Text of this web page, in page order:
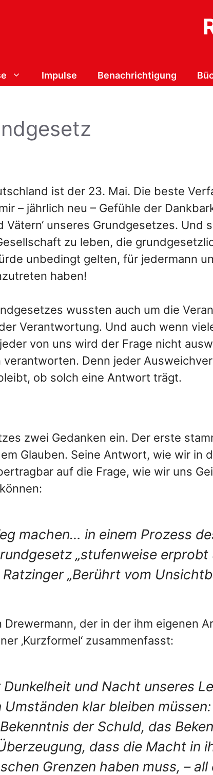
Impulse Benachrichtigung
ist der 23. Mai. Die beste
– jährlich neu – Gefühle der
unseres Grundgesetzes. Und
zu leben, die
unbedingt gelten, für jedermann
haben!
wussten auch um die
Verantwortung. Und auch wenn
von uns wird der Frage nicht
Denn jeder
ob solch eine Antwort trägt.
zwei Gedanken ein. Der erste
Glauben. Seine Antwort, wie wir in
auf die Frage, wie wir uns
machen… in einem Prozess
„stufenweise erprobt
„Berührt vom
der in der ihm eigenen
‚Kurzformel‘ zusammenfasst:
und Nacht unseres
klar bleiben
der Schuld, das
dass die Macht in
Grenzen haben muss, – all